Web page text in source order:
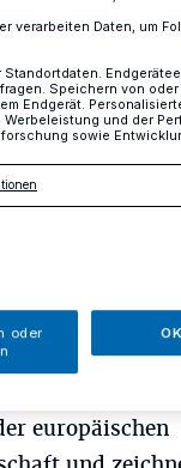
europäischen
verarbeiten Daten, um
Standortdaten.
Speichern von
Endgerät.
und der
sowie
oder
OK